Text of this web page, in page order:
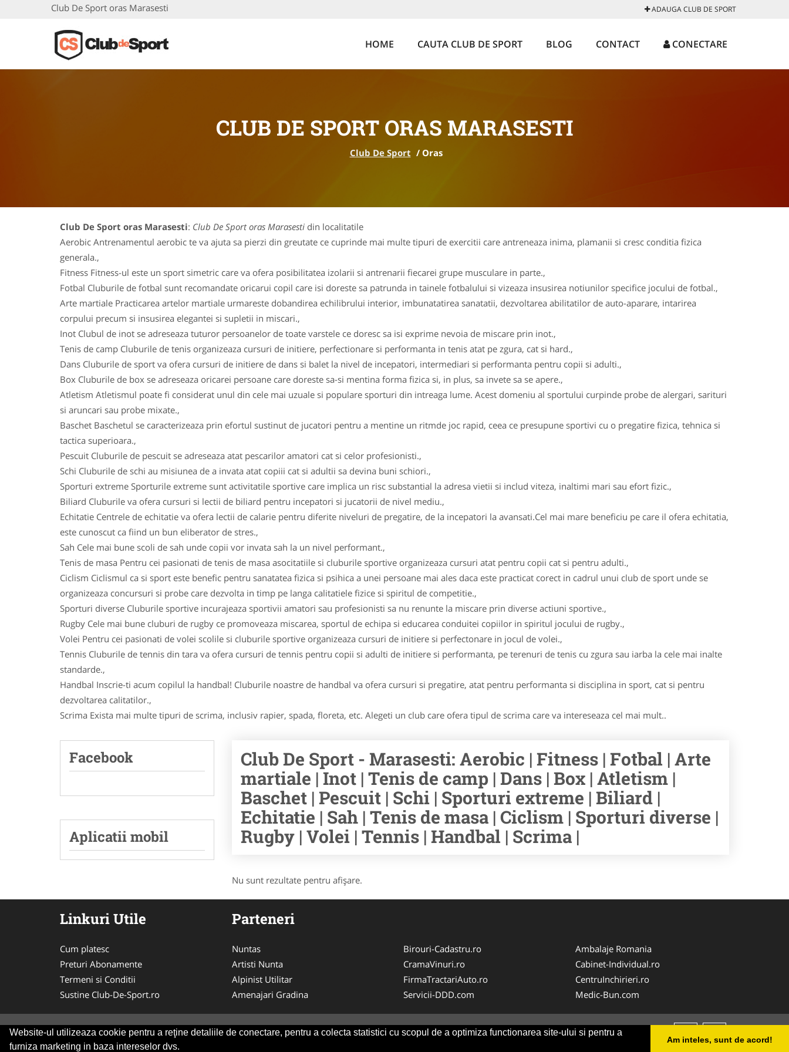
Website-ul utilizeaza cookie pentru a reţine detaliile de conectare, pentru a colecta statistici cu scopul de a optimiza functionarea site-ului si pentru a
furniza marketing in baza intereselor dvs.
Am inteles, sunt de acord!
Club De Sport oras Marasesti ADAUGA CLUB DE SPORT
HOME CAUTA CLUB DE SPORT BLOG CONTACT CONECTARE
CLUB DE SPORT ORAS MARASESTI
Club De Sport / Oras
Club De Sport oras Marasesti: Club De Sport oras Marasesti din localitatile
Aerobic Antrenamentul aerobic te va ajuta sa pierzi din greutate ce cuprinde mai multe tipuri de exercitii care antreneaza inima, plamanii si cresc conditia fizica
generala.,
Fitness Fitness-ul este un sport simetric care va ofera posibilitatea izolarii si antrenarii fiecarei grupe musculare in parte.,
Fotbal Cluburile de fotbal sunt recomandate oricarui copil care isi doreste sa patrunda in tainele fotbalului si vizeaza insusirea notiunilor specifice jocului de fotbal.,
Arte martiale Practicarea artelor martiale urmareste dobandirea echilibrului interior, imbunatatirea sanatatii, dezvoltarea abilitatilor de auto-aparare, intarirea
corpului precum si insusirea elegantei si supletii in miscari.,
Inot Clubul de inot se adreseaza tuturor persoanelor de toate varstele ce doresc sa isi exprime nevoia de miscare prin inot.,
Tenis de camp Cluburile de tenis organizeaza cursuri de initiere, perfectionare si performanta in tenis atat pe zgura, cat si hard.,
Dans Cluburile de sport va ofera cursuri de initiere de dans si balet la nivel de incepatori, intermediari si performanta pentru copii si adulti.,
Box Cluburile de box se adreseaza oricarei persoane care doreste sa-si mentina forma fizica si, in plus, sa invete sa se apere.,
Atletism Atletismul poate fi considerat unul din cele mai uzuale si populare sporturi din intreaga lume. Acest domeniu al sportului curpinde probe de alergari, sarituri
si aruncari sau probe mixate.,
Baschet Baschetul se caracterizeaza prin efortul sustinut de jucatori pentru a mentine un ritmde joc rapid, ceea ce presupune sportivi cu o pregatire fizica, tehnica si
tactica superioara.,
Pescuit Cluburile de pescuit se adreseaza atat pescarilor amatori cat si celor profesionisti.,
Schi Cluburile de schi au misiunea de a invata atat copiii cat si adultii sa devina buni schiori.,
Sporturi extreme Sporturile extreme sunt activitatile sportive care implica un risc substantial la adresa vietii si includ viteza, inaltimi mari sau efort fizic.,
Biliard Cluburile va ofera cursuri si lectii de biliard pentru incepatori si jucatorii de nivel mediu.,
Echitatie Centrele de echitatie va ofera lectii de calarie pentru diferite niveluri de pregatire, de la incepatori la avansati.Cel mai mare beneficiu pe care il ofera echitatia,
este cunoscut ca fiind un bun eliberator de stres.,
Sah Cele mai bune scoli de sah unde copii vor invata sah la un nivel performant.,
Tenis de masa Pentru cei pasionati de tenis de masa asocitatiile si cluburile sportive organizeaza cursuri atat pentru copii cat si pentru adulti.,
Ciclism Ciclismul ca si sport este benefic pentru sanatatea fizica si psihica a unei persoane mai ales daca este practicat corect in cadrul unui club de sport unde se
organizeaza concursuri si probe care dezvolta in timp pe langa calitatiele fizice si spiritul de competitie.,
Sporturi diverse Cluburile sportive incurajeaza sportivii amatori sau profesionisti sa nu renunte la miscare prin diverse actiuni sportive.,
Rugby Cele mai bune cluburi de rugby ce promoveaza miscarea, sportul de echipa si educarea conduitei copiilor in spiritul jocului de rugby.,
Volei Pentru cei pasionati de volei scolile si cluburile sportive organizeaza cursuri de initiere si perfectonare in jocul de volei.,
Tennis Cluburile de tennis din tara va ofera cursuri de tennis pentru copii si adulti de initiere si performanta, pe terenuri de tenis cu zgura sau iarba la cele mai inalte
standarde.,
Handbal Inscrie-ti acum copilul la handbal! Cluburile noastre de handbal va ofera cursuri si pregatire, atat pentru performanta si disciplina in sport, cat si pentru
dezvoltarea calitatilor.,
Scrima Exista mai multe tipuri de scrima, inclusiv rapier, spada, floreta, etc. Alegeti un club care ofera tipul de scrima care va intereseaza cel mai mult..
Facebook
Aplicatii mobil
Club De Sport - Marasesti: Aerobic | Fitness | Fotbal | Arte
martiale | Inot | Tenis de camp | Dans | Box | Atletism |
Baschet | Pescuit | Schi | Sporturi extreme | Biliard |
Echitatie | Sah | Tenis de masa | Ciclism | Sporturi diverse |
Rugby | Volei | Tennis | Handbal | Scrima |
Nu sunt rezultate pentru afişare.
Linkuri Utile
Cum platesc
Preturi Abonamente
Termeni si Conditii
Sustine Club-De-Sport.ro
Parteneri
Nuntas
Artisti Nunta
Alpinist Utilitar
Amenajari Gradina
Birouri-Cadastru.ro
CramaVinuri.ro
FirmaTractariAuto.ro
Servicii-DDD.com
Ambalaje Romania
Cabinet-Individual.ro
CentruInchirieri.ro
Medic-Bun.com
© 2014-2026ANPC SOL